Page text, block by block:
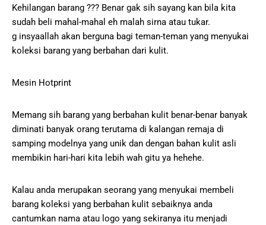
Kehilangan barang ??? Benar gak sih sayang kan bila kita
sudah beli mahal-mahal eh malah sirna atau tukar.
g insyaallah akan berguna bagi teman-teman yang menyukai
koleksi barang yang berbahan dari kulit.
Mesin Hotprint
Memang sih barang yang berbahan kulit benar-benar banyak
diminati banyak orang terutama di kalangan remaja di
samping modelnya yang unik dan dengan bahan kulit asli
membikin hari-hari kita lebih wah gitu ya hehehe.
Kalau anda merupakan seorang yang menyukai membeli
barang koleksi yang berbahan kulit sebaiknya anda
cantumkan nama atau logo yang sekiranya itu menjadi